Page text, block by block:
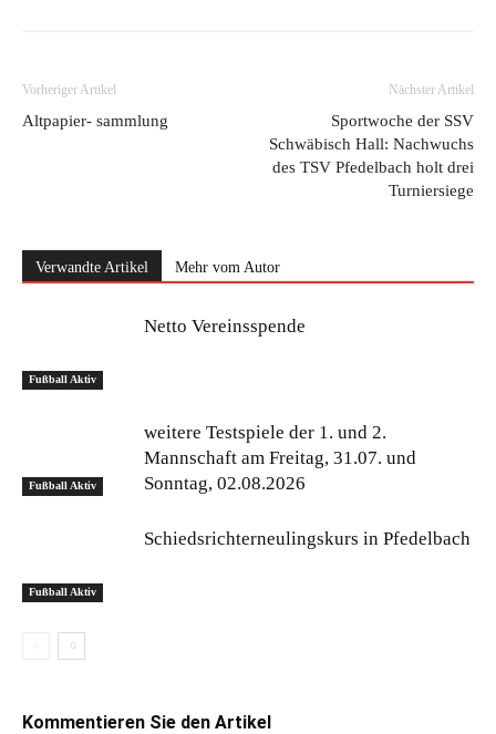
Vorheriger Artikel
Altpapier- sammlung
Nächster Artikel
Sportwoche der SSV
Schwäbisch Hall: Nachwuchs
des TSV Pfedelbach holt drei
Turniersiege
Verwandte Artikel Mehr vom Autor
Fußball Aktiv
Netto Vereinsspende
Fußball Aktiv
weitere Testspiele der 1. und 2.
Mannschaft am Freitag, 31.07. und
Sonntag, 02.08.2026
Fußball Aktiv
Schiedsrichterneulingskurs in Pfedelbach
Kommentieren Sie den Artikel